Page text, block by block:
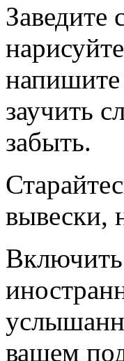
Заведите
заучить
забыть.
вывески,
вашем